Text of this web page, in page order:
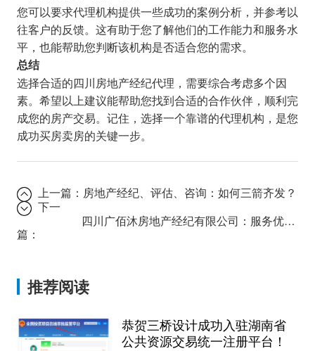
您可以要求代理机构提供一些成功的案例分析，并参考以
往客户的反馈。这有助于您了解他们的工作能力和服务水
平，也能帮助您判断该机构是否适合您的需求。
总结
选择合适的四川房地产经纪代理，需要综合考虑多个因
素。希望以上建议能帮助您找到合适的合作伙伴，顺利完
成您的房产交易。记住，选择一个靠谱的代理机构，是您
成功买房卖房的关键一步。
上一篇： 房地产经纪、评估、咨询：如何三箭齐发？
下一
篇：
四川广佰沐房地产经纪有限公司：服务优势及案例分析
推荐阅读
恭贺三桥设计成功入驻湖南省
公共资源交易统一注册平台！